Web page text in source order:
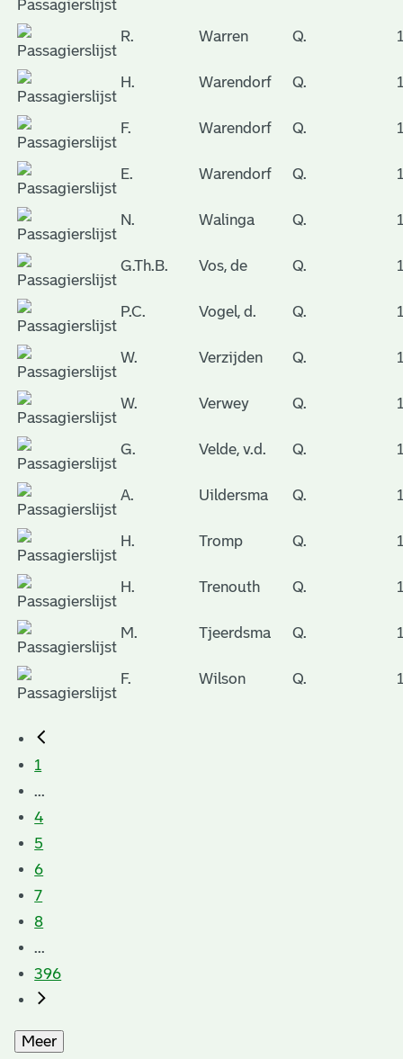
R. Warren Q.
H. Warendorf Q.
F. Warendorf Q.
E. Warendorf Q.
N. Walinga Q.
G.Th.B. Vos, de Q.
P.C. Vogel, d. Q.
W. Verzijden Q.
W. Verwey Q.
G. Velde, v.d. Q.
A. Uildersma Q.
H. Tromp Q.
H. Trenouth Q.
M. Tjeerdsma Q.
F. Wilson Q.
1
...
4
5
6
7
8
...
396
Meer